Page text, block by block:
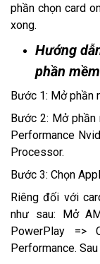
phần chọn card
xong.
Hướng
phần
Bước 1: Mở phần
Bước 2: Mở phần
Performance
Processor.
Bước 3: Chọn
Riêng đối với
như sau: Mở
PowerPlay =>
Performance.